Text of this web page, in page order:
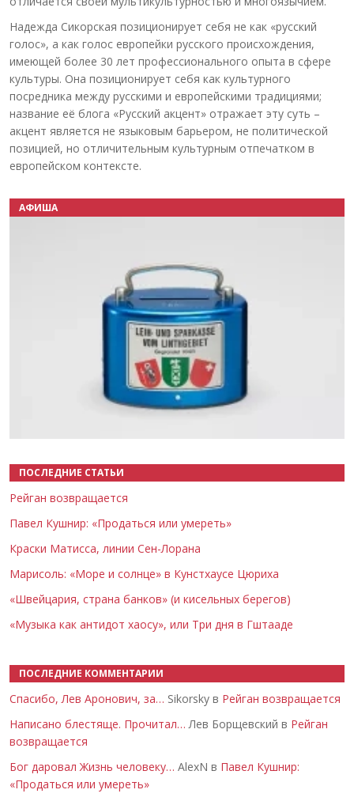
Надежда Сикорская позиционирует себя не как «русский
голос», а как голос европейки русского происхождения,
имеющей более 30 лет профессионального опыта в сфере
культуры. Она позиционирует себя как культурного
посредника между русскими и европейскими традициями;
название её блога «Русский акцент» отражает эту суть –
акцент является не языковым барьером, не политической
позицией, но отличительным культурным отпечатком в
европейском контексте.
АФИША
ПОСЛЕДНИЕ СТАТЬИ
Рейган возвращается
Павел Кушнир: «Продаться или умереть»
Краски Матисса, линии Сен-Лорана
Марисоль: «Море и солнце» в Кунстхаусе Цюриха
«Швейцария, страна банков» (и кисельных берегов)
«Музыка как антидот хаосу», или Три дня в Гштааде
ПОСЛЕДНИЕ КОММЕНТАРИИ
Спасибо, Лев Аронович, за… Sikorsky в Рейган возвращается
Написано блестяще. Прочитал… Лев Борщевский в Рейган
возвращается
Бог даровал Жизнь человеку… AlexN в Павел Кушнир:
«Продаться или умереть»